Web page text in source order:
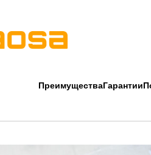
ПреимуществаГарантии